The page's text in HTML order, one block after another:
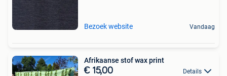
Bezoek website Vandaag
Afrikaanse stof wax print
€ 15,00 Details